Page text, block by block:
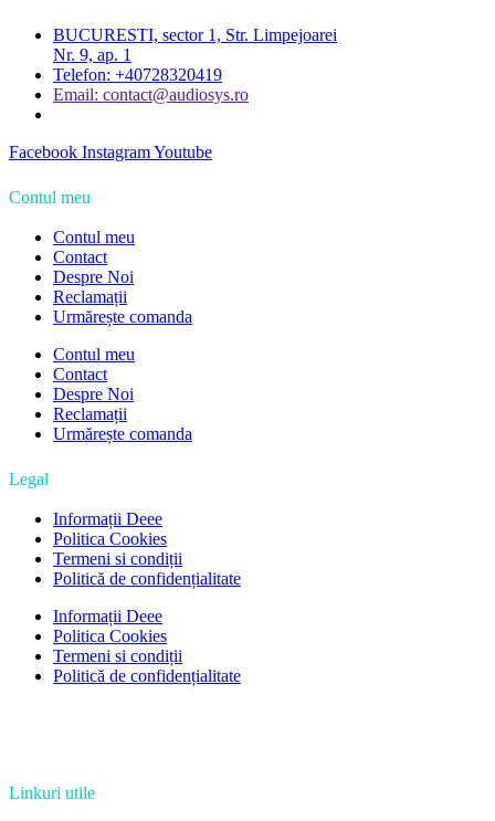
BUCURESTI, sector 1, Str. Limpejoarei
Nr. 9, ap. 1
Telefon: +40728320419
Email: contact@audiosys.ro
Facebook InstagramYoutube
Contul meu
Contul meu
Contact
Despre Noi
Reclamații
Urmărește comanda
Contul meu
Contact
Despre Noi
Reclamații
Urmărește comanda
Legal
Informații Deee
Politica Cookies
Termeni si condiții
Politică de confidențialitate
Informații Deee
Politica Cookies
Termeni si condiții
Politică de confidențialitate
Linkuri utile